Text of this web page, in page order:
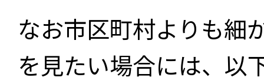
なお市区町村よりも細
を見たい場合には、以